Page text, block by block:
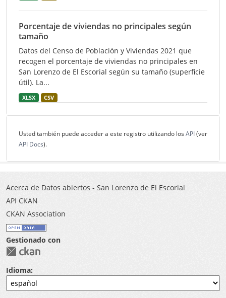
Porcentaje de viviendas no principales según
tamaño
Datos del Censo de Población y Viviendas 2021 que
recogen el porcentaje de viviendas no principales en
San Lorenzo de El Escorial según su tamaño (superficie
útil). La...
XLSX CSV
Usted también puede acceder a este registro utilizando los API(ver
API Docs).
Acerca de Datos abiertos - San Lorenzo de El Escorial
API CKAN
CKAN Association
Gestionado con
Idioma